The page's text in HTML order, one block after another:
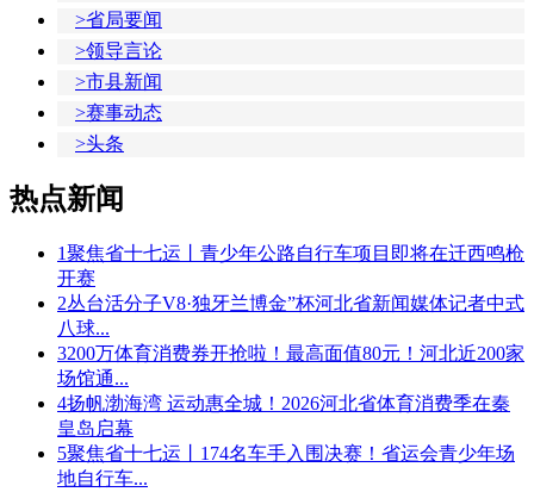
>省局要闻
>领导言论
>市县新闻
>赛事动态
>头条
热点新闻
1聚焦省十七运丨青少年公路自行车项目即将在迁西鸣枪
开赛
2丛台活分子V8·独牙兰博金”杯河北省新闻媒体记者中式
八球...
3200万体育消费券开抢啦！最高面值80元！河北近200家
场馆通...
4扬帆渤海湾 运动惠全城！2026河北省体育消费季在秦
皇岛启幕
5聚焦省十七运丨174名车手入围决赛！省运会青少年场
地自行车...